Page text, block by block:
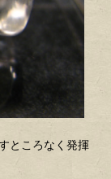
ところなく発揮